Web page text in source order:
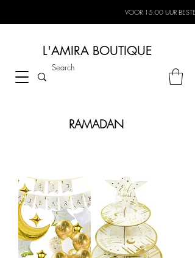
VOOR 15:00 UUR
L'AMIRA BOUTIQUE
RAMADAN